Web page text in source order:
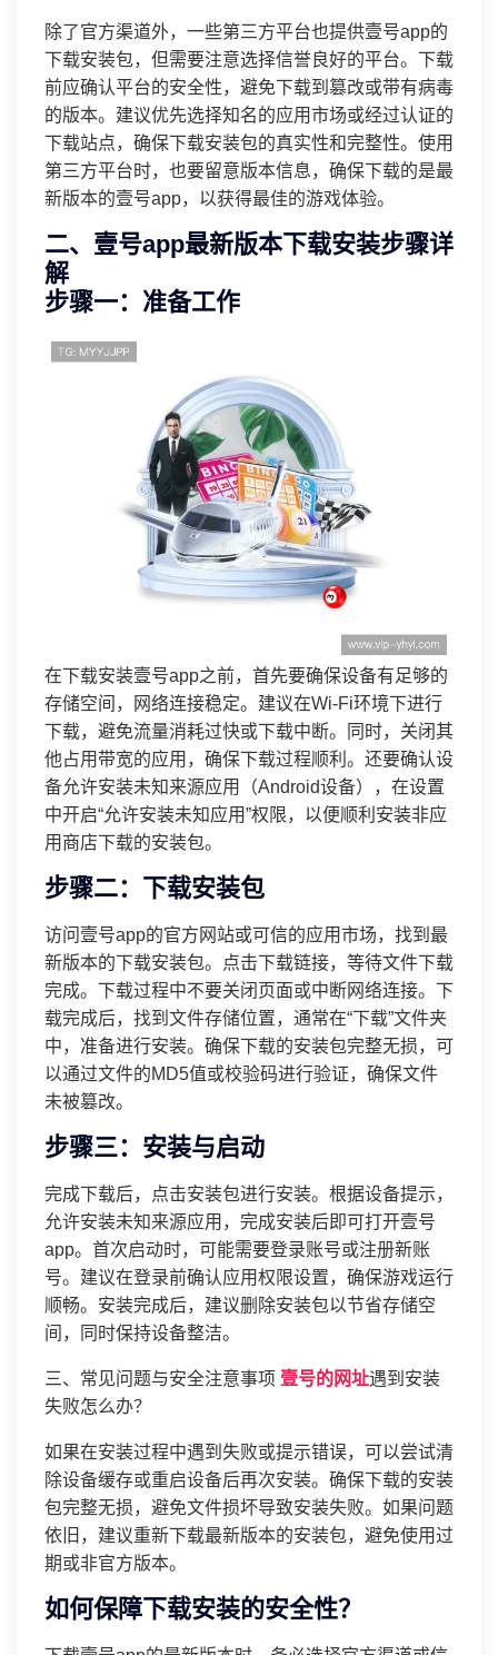
除了官方渠道外，一些第三方平台也提供壹号app的
下载安装包，但需要注意选择信誉良好的平台。下载
前应确认平台的安全性，避免下载到篡改或带有病毒
的版本。建议优先选择知名的应用市场或经过认证的
下载站点，确保下载安装包的真实性和完整性。使用
第三方平台时，也要留意版本信息，确保下载的是最
新版本的壹号app，以获得最佳的游戏体验。
二、壹号app最新版本下载安装步骤详
解
步骤一：准备工作
在下载安装壹号app之前，首先要确保设备有足够的
存储空间，网络连接稳定。建议在Wi-Fi环境下进行
下载，避免流量消耗过快或下载中断。同时，关闭其
他占用带宽的应用，确保下载过程顺利。还要确认设
备允许安装未知来源应用（Android设备），在设置
中开启“允许安装未知应用”权限，以便顺利安装非应
用商店下载的安装包。
步骤二：下载安装包
访问壹号app的官方网站或可信的应用市场，找到最
新版本的下载安装包。点击下载链接，等待文件下载
完成。下载过程中不要关闭页面或中断网络连接。下
载完成后，找到文件存储位置，通常在“下载”文件夹
中，准备进行安装。确保下载的安装包完整无损，可
以通过文件的MD5值或校验码进行验证，确保文件
未被篡改。
步骤三：安装与启动
完成下载后，点击安装包进行安装。根据设备提示，
允许安装未知来源应用，完成安装后即可打开壹号
app。首次启动时，可能需要登录账号或注册新账
号。建议在登录前确认应用权限设置，确保游戏运行
顺畅。安装完成后，建议删除安装包以节省存储空
间，同时保持设备整洁。
三、常见问题与安全注意事项 壹号的网址遇到安装
失败怎么办？
如果在安装过程中遇到失败或提示错误，可以尝试清
除设备缓存或重启设备后再次安装。确保下载的安装
包完整无损，避免文件损坏导致安装失败。如果问题
依旧，建议重新下载最新版本的安装包，避免使用过
期或非官方版本。
如何保障下载安装的安全性？